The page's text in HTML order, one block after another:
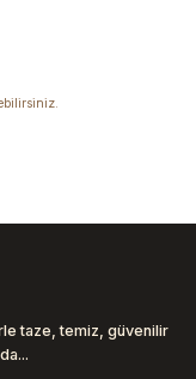
taze, temiz, güvenilir